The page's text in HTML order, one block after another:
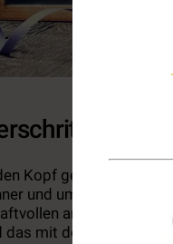
Melde
Kopf gestellt wird,
und umgekehrt.
archaischen
das mit dem Wein